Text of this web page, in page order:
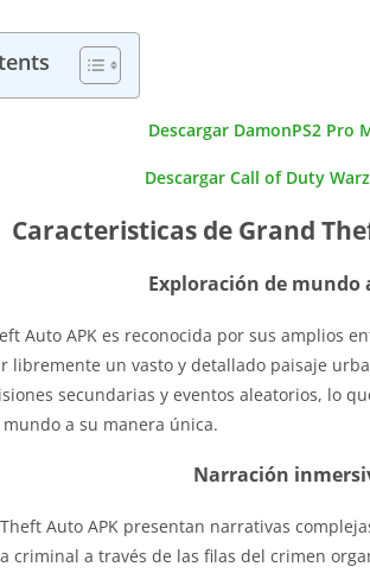
Descargar DamonPS2 Pro
Descargar Call of Duty
Caracteristicas de Grand
Exploración de mundo
Auto APK es reconocida por sus amplios
libremente un vasto y detallado paisaje
secundarias y eventos aleatorios, lo
a su manera única.
Narración
Auto APK presentan narrativas
criminal a través de las filas del crimen